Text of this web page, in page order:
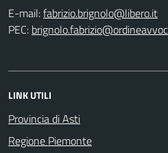
E-mail:
PEC:
LINK UTILI
Provincia di Asti
Regione Piemonte